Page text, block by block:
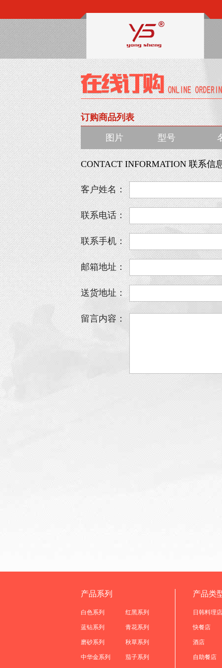
订购商品列表
图片 型号
CONTACT INFORMATION 联系信
客户姓名：
联系电话：
联系手机：
邮箱地址：
送货地址：
留言内容：
产品系列
白色系列 红黑系列
蓝钻系列 青花系列
磨砂系列 秋草系列
中华金系列 茄子系列
产品类
日韩料理店
快餐店
酒店
自助餐店